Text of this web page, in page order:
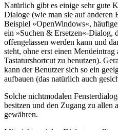
Natürlich gibt es einige sehr gute
Dialoge (wie man sie auf anderen
Beispiel »OpenWindows«,
ein »Suchen & Ersetzen«-Dialog,
offengelassen werden kann und
steht, ohne erst einen
Tastaturshortcut zu benutzen).
kann der Benutzer sich so ein
aufbauen (das natürlich auch
Solche nichtmodalen
besitzen und den Zugang zu allen
gewähren.